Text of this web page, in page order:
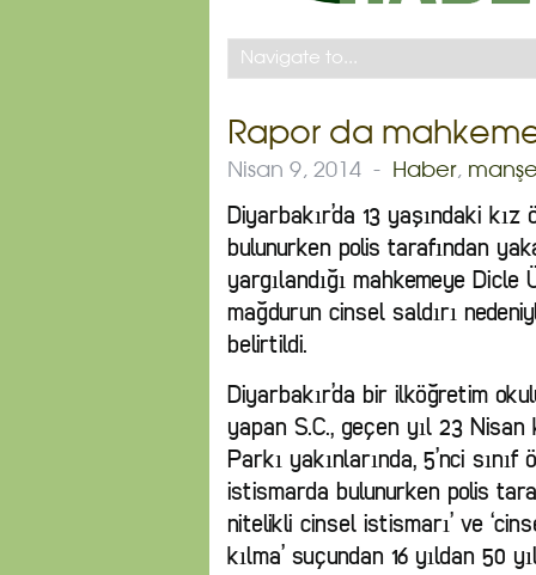
Rapor da
Nisan 9, 2014 - Haber,
Diyarbakır’da 13 yaşındaki
bulunurken polis tarafından
yargılandığı mahkemeye
mağdurun cinsel saldırı
belirtildi.
Diyarbakır’da bir ilköğretim
yapan S.C., geçen yıl 23 Nisan
Parkı yakınlarında, 5’nci sınıf
istismarda bulunurken polis
nitelikli cinsel istismarı’ ve
kılma’ suçundan 16 yıldan 50